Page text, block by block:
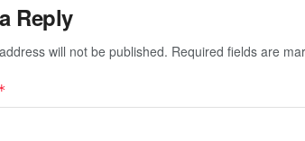
Reply
will not be published. Required fields are